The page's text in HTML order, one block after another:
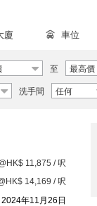
廈 車位
至 最高價
洗手間 任何
11,875 / 呎
14,169 / 呎
2024年11月26日